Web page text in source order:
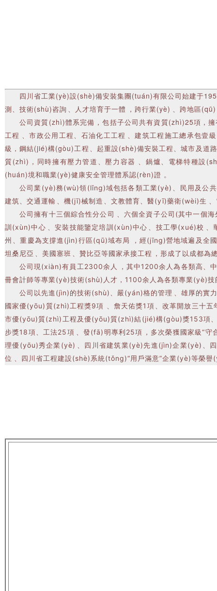
四川省工業(yè)設(shè)備安裝集團(tuán)有限公司始建于1952年
測、技術(shù)咨詢、人才培育于一體，跨行業(yè)、跨地區
公司資質(zhì)體系完備，包括子公司共有資質(zhì)25項，擁有
工程、市政公用工程、石油化工工程、建筑工程施工總承包
級，鋼結(jié)構(gòu)工程、起重設(shè)備安裝工程、城市及道路
質(zhì)，同時擁有壓力管道、壓力容器、鍋爐、電梯特種
(huán)境和職業(yè)健康安全管理體系認(rèn)證。
公司業(yè)務(wù)領(lǐng)域包括各類工業(yè)、民用及公共工程
建筑、交通運輸、機(jī)械制造、文教體育、醫(yī)藥衛(wèi)生
公司擁有十三個綜合性分公司、六個全資子公司(其中一個
訓(xùn)中心、安裝技能鑒定培訓(xùn)中心、技工學(xué)校、
州、重慶為支撐進(jìn)行區(qū)域布局，經(jīng)營地域遍及全國；境
坦桑尼亞、美國塞班、贊比亞等國家承接工程，形成了以成都為
公司現(xiàn)有員工2300余人，其中1200余人為各類高、
冊會計師等專業(yè)技術(shù)人才，1100余人為各類專業(yè)技
公司以先進(jìn)的技術(shù)、嚴(yán)格的管理、雄厚的實力
國家優(yōu)質(zhì)工程獎9項、詹天佑獎1項、改革開放三十
市優(yōu)質(zhì)工程及優(yōu)質(zhì)結(jié)構(gòu)獎153項、
步獎18項、工法25項、發(fā)明專利25項，多次榮獲國家級“守
理優(yōu)秀企業(yè)、四川省建筑業(yè)先進(jìn)企業(yè)
位、四川省工程建設(shè)系統(tǒng)“用戶滿意”企業(yè)等榮